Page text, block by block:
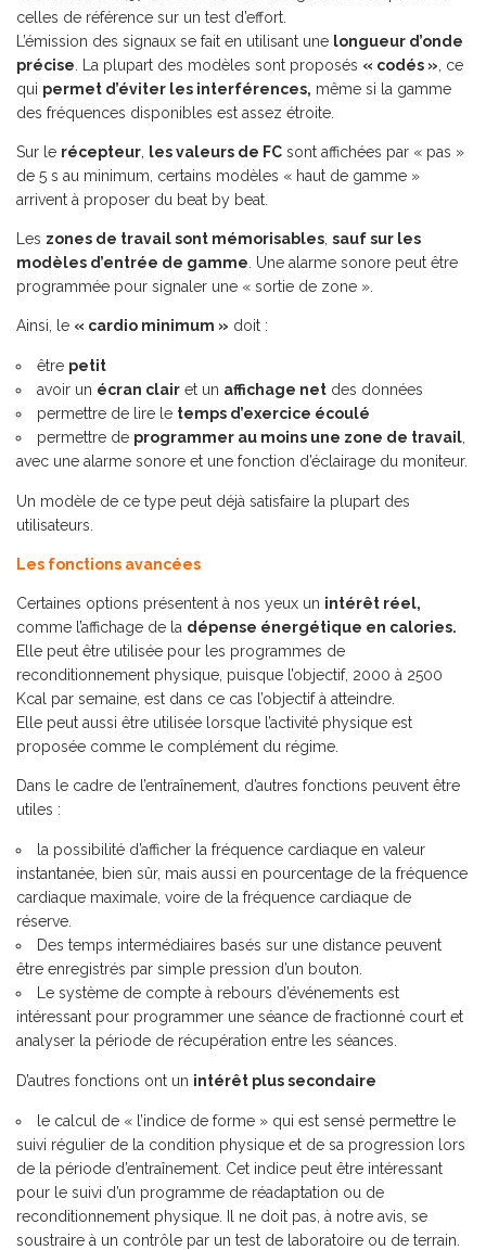
celles de référence sur un test d’effort.
L’émission des signaux se fait en utilisant une longueur d’onde
précise . La plupart des modèles sont proposés « codés » , ce
qui permet d’éviter les interférences, même si la gamme
des fréquences disponibles est assez étroite.
Sur le récepteur les valeurs de FC sont affichées par « pas »
de 5 s au minimum, certains modèles « haut de gamme »
arrivent à proposer du beat by beat.
Les zones de travail sont mémorisables sauf sur les
modèles d’entrée de gamme . Une alarme sonore peut être
programmée pour signaler une « sortie de zone ».
Ainsi, le « cardio minimum » doit :
être petit
avoir un écran clair et un affichage net des données
permettre de lire le temps d’exercice écoulé
permettre de programmer au moins une zone de travail
avec une alarme sonore et une fonction d’éclairage du moniteur.
Un modèle de ce type peut déjà satisfaire la plupart des
utilisateurs.
Les fonctions avancées
Certaines options présentent à nos yeux un intérêt réel,
comme l’affichage de la dépense énergétique en calories.
Elle peut être utilisée pour les programmes de
reconditionnement physique, puisque l’objectif, 2000 à 2500
Kcal par semaine, est dans ce cas l’objectif à atteindre.
Elle peut aussi être utilisée lorsque l’activité physique est
proposée comme le complément du régime.
Dans le cadre de l’entraînement, d’autres fonctions peuvent être
utiles :
la possibilité d’afficher la fréquence cardiaque en valeur
instantanée, bien sûr, mais aussi en pourcentage de la fréquence
cardiaque maximale, voire de la fréquence cardiaque de
réserve.
Des temps intermédiaires basés sur une distance peuvent
être enregistrés par simple pression d’un bouton.
Le système de compte à rebours d’événements est
intéressant pour programmer une séance de fractionné court et
analyser la période de récupération entre les séances.
D’autres fonctions ont un intérêt plus secondaire
le calcul de « l’indice de forme » qui est sensé permettre le
suivi régulier de la condition physique et de sa progression lors
de la période d’entraînement. Cet indice peut être intéressant
pour le suivi d’un programme de réadaptation ou de
reconditionnement physique. Il ne doit pas, à notre avis, se
soustraire à un contrôle par un test de laboratoire ou de terrain.